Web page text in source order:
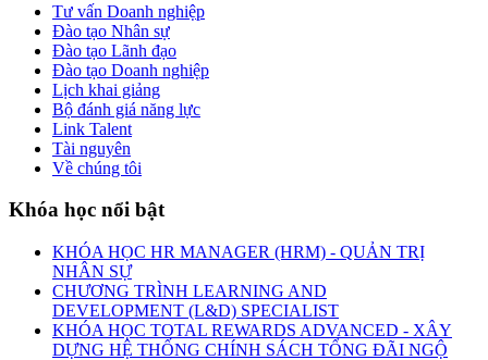
Tư vấn Doanh nghiệp
Đào tạo Nhân sự
Đào tạo Lãnh đạo
Đào tạo Doanh nghiệp
Lịch khai giảng
Bộ đánh giá năng lực
Link Talent
Tài nguyên
Về chúng tôi
Khóa học nổi bật
KHÓA HỌC HR MANAGER (HRM) - QUẢN TRỊ
NHÂN SỰ
CHƯƠNG TRÌNH LEARNING AND
DEVELOPMENT (L&D) SPECIALIST
KHÓA HỌC TOTAL REWARDS ADVANCED - XÂY
DỰNG HỆ THỐNG CHÍNH SÁCH TỔNG ĐÃI NGỘ